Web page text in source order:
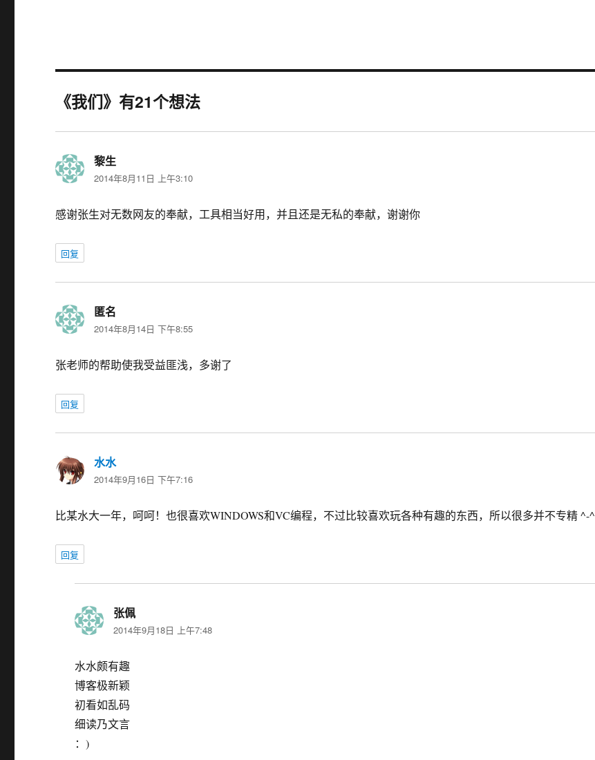
《我们》有21个想法
黎生
道：
2014年8月11日 上午3:10
感谢张生对无数网友的奉献，工具相当好用，并且还是无私的奉献，谢谢你
回复
匿名
道：
2014年8月14日 下午8:55
张老师的帮助使我受益匪浅，多谢了
回复
水水说
道：
2014年9月16日 下午7:16
比某水大一年，呵呵！也很喜欢WINDOWS和VC编程，不过比较喜欢玩各种有趣的东西，所以很多并不专精 ^-^
回复
张佩
道：
2014年9月18日 上午7:48
水水颇有趣
博客极新颖
初看如乱码
细读乃文言
：)